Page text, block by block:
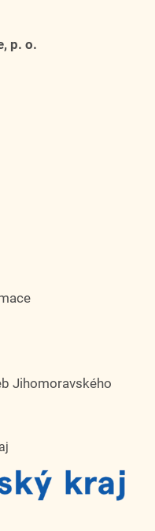
p. o.
Jihomoravského